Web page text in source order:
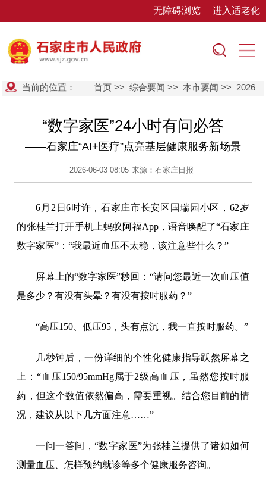
无障碍浏览 进入适老化
当前的位置： 首页 >>综合要闻 >>本市要闻 >> 2026
“数字家医”24小时有问必答
——石家庄“AI+医疗”点亮基层健康服务新场景
2026-06-03 08:05 来源：石家庄日报
6月2日6时许，石家庄市长安区国瑞园小区，62岁
的张桂兰打开手机上蚂蚁阿福App，语音唤醒了“石家庄
数字家医”：“我最近血压不太稳，该注意些什么？”
屏幕上的“数字家医”秒回：“请问您最近一次血压值
是多少？有没有头晕？有没有按时服药？”
“高压150、低压95，头有点沉，我一直按时服药。”
几秒钟后，一份详细的个性化健康指导跃然屏幕之
上：“血压150/95mmHg属于2级高血压，虽然您按时服
药，但这个数值依然偏高，需要重视。结合您目前的情
况，建议从以下几方面注意……”
一问一答间，“数字家医”为张桂兰提供了诸如如何
测量血压、怎样预约就诊等多个健康服务咨询。